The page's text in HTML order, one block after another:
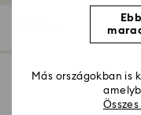
Más országokban is